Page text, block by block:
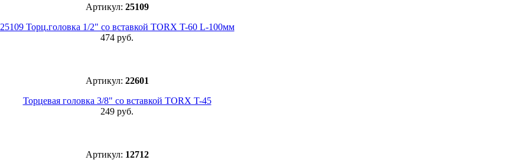
Артикул: 25109
25109 Торц.головка 1/2" со вставкой TORX T-60 L-100мм
474 руб.
Артикул: 22601
Торцевая головка 3/8" со вставкой TORX T-45
249 руб.
Артикул: 12712